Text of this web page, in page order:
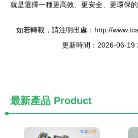
就是選擇一種更高效、更安全、更環保的
如若轉載，請注明出處：http://
更新時間：2026-06-19
最新產品 Product